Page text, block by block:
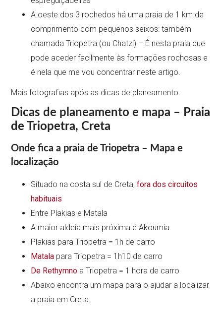
A oeste dos 3 rochedos há uma praia de 1 km de
comprimento com pequenos seixos: também
chamada Triopetra (ou Chatzi) – É nesta praia que
pode aceder facilmente às formações rochosas e
é nela que me vou concentrar neste artigo.
Mais fotografias após as dicas de planeamento.
Dicas de planeamento e mapa – Praia
de Triopetra, Creta
Onde fica a praia de Triopetra – Mapa e
localização
Situado na costa sul de Creta,fora dos circuitos
habituais
Entre Plakias e Matala
A maior aldeia mais próxima é Akoumia
Plakias para Triopetra = 1h de carro
Matala para Triopetra = 1h10 de carro
De Rethymno a Triopetra = 1 hora de carro
Abaixo encontra um mapa para o ajudar a localizar
a praia em Creta: